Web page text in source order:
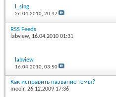
l_sing
26.04.2010,20:47
RSS Feeds
labview, 16.04.2010 01:31
labview
16.04.2010,03:50
Как исправить название темы?
mooir, 26.12.2009 17:36